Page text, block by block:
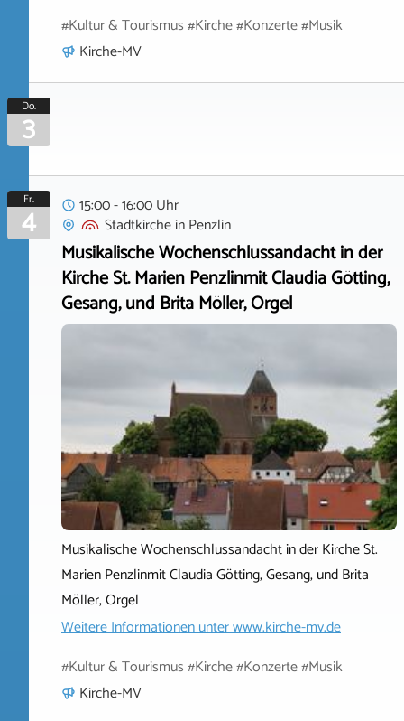
#Kultur & Tourismus #Kirche #Konzerte #Musik
Kirche-MV
Do.
3
Fr.
4
15:00 - 16:00 Uhr
StadtkircheinPenzlin
Musikalische Wochenschlussandacht in der
Kirche St. Marien Penzlinmit Claudia Götting,
Gesang, und Brita Möller, Orgel
Musikalische Wochenschlussandacht in der Kirche St.
Marien Penzlinmit Claudia Götting, Gesang, und Brita
Möller, Orgel
Weitere Informationen unterwww.kirche-mv.de
#Kultur & Tourismus #Kirche #Konzerte #Musik
Kirche-MV